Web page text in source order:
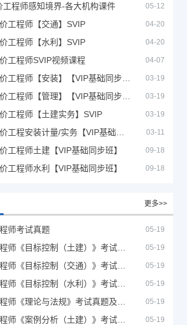
工程师感知境界-各大机构课件 05-12
工程师【交通】SVIP 04-20
工程师【水利】SVIP 04-20
工程师SVIP视频课程 04-07
03-19
03-19
工程师【土建实务】SVIP 03-19
03-11
工程师土建【VIP基础同步班】 09-18
工程师水利【VIP基础同步班】 09-18
更多>>
师考试真题 05-19
05-19
05-19
05-19
05-19
05-19